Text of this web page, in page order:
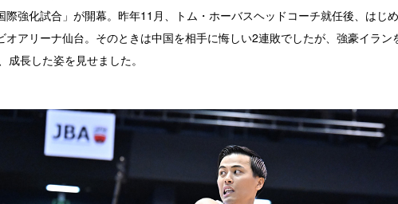
際強化試合」が開幕。昨年11月、トム・ホーバスヘッドコーチ就任後、はじ
オアリーナ仙台。そのときは中国を相手に悔しい2連敗でしたが、強豪イラン
長した姿を見せました。